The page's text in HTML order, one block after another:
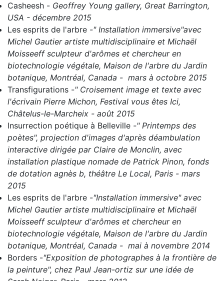
Casheesh - Geoffrey Young gallery, Great Barrington,
USA - décembre 2015
Les esprits de l'arbre -" Installation immersive"avec
Michel Gautier artiste multidisciplinaire et Michaël
Moisseeff sculpteur d'arômes et chercheur en
biotechnologie végétale, Maison de l'arbre du Jardin
botanique, Montréal, Canada - mars à octobre 2015
Transfigurations -" Croisement image et texte avec
l'écrivain Pierre Michon, Festival vous êtes Ici,
Châtelus-le-Marcheix - août 2015
Insurrection poétique à Belleville -" Printemps des
poètes", projection d'images d'après déambulation
interactive dirigée par Claire de Monclin, avec
installation plastique nomade de Patrick Pinon, fonds
de dotation agnès b, théâtre Le Local, Paris - mars
2015
Les esprits de l'arbre -"Installation immersive" avec
Michel Gautier artiste multidisciplinaire et Michaël
Moisseeff sculpteur d'arômes et chercheur en
biotechnologie végétale, Maison de l'arbre du Jardin
botanique, Montréal, Canada - mai à novembre 2014
Borders -"Exposition de photographes à la frontière de
la peinture", chez Paul Jean-ortiz sur une idée de